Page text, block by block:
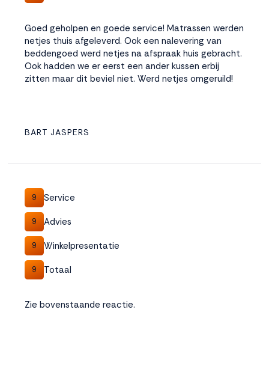
Goed geholpen en goede service! Matrassen werden
netjes thuis afgeleverd. Ook een nalevering van
beddengoed werd netjes na afspraak huis gebracht.
Ook hadden we er eerst een ander kussen erbij
zitten maar dit beviel niet. Werd netjes omgeruild!
BART JASPERS
9 Service
9 Advies
9 Winkelpresentatie
9 Totaal
Zie bovenstaande reactie.